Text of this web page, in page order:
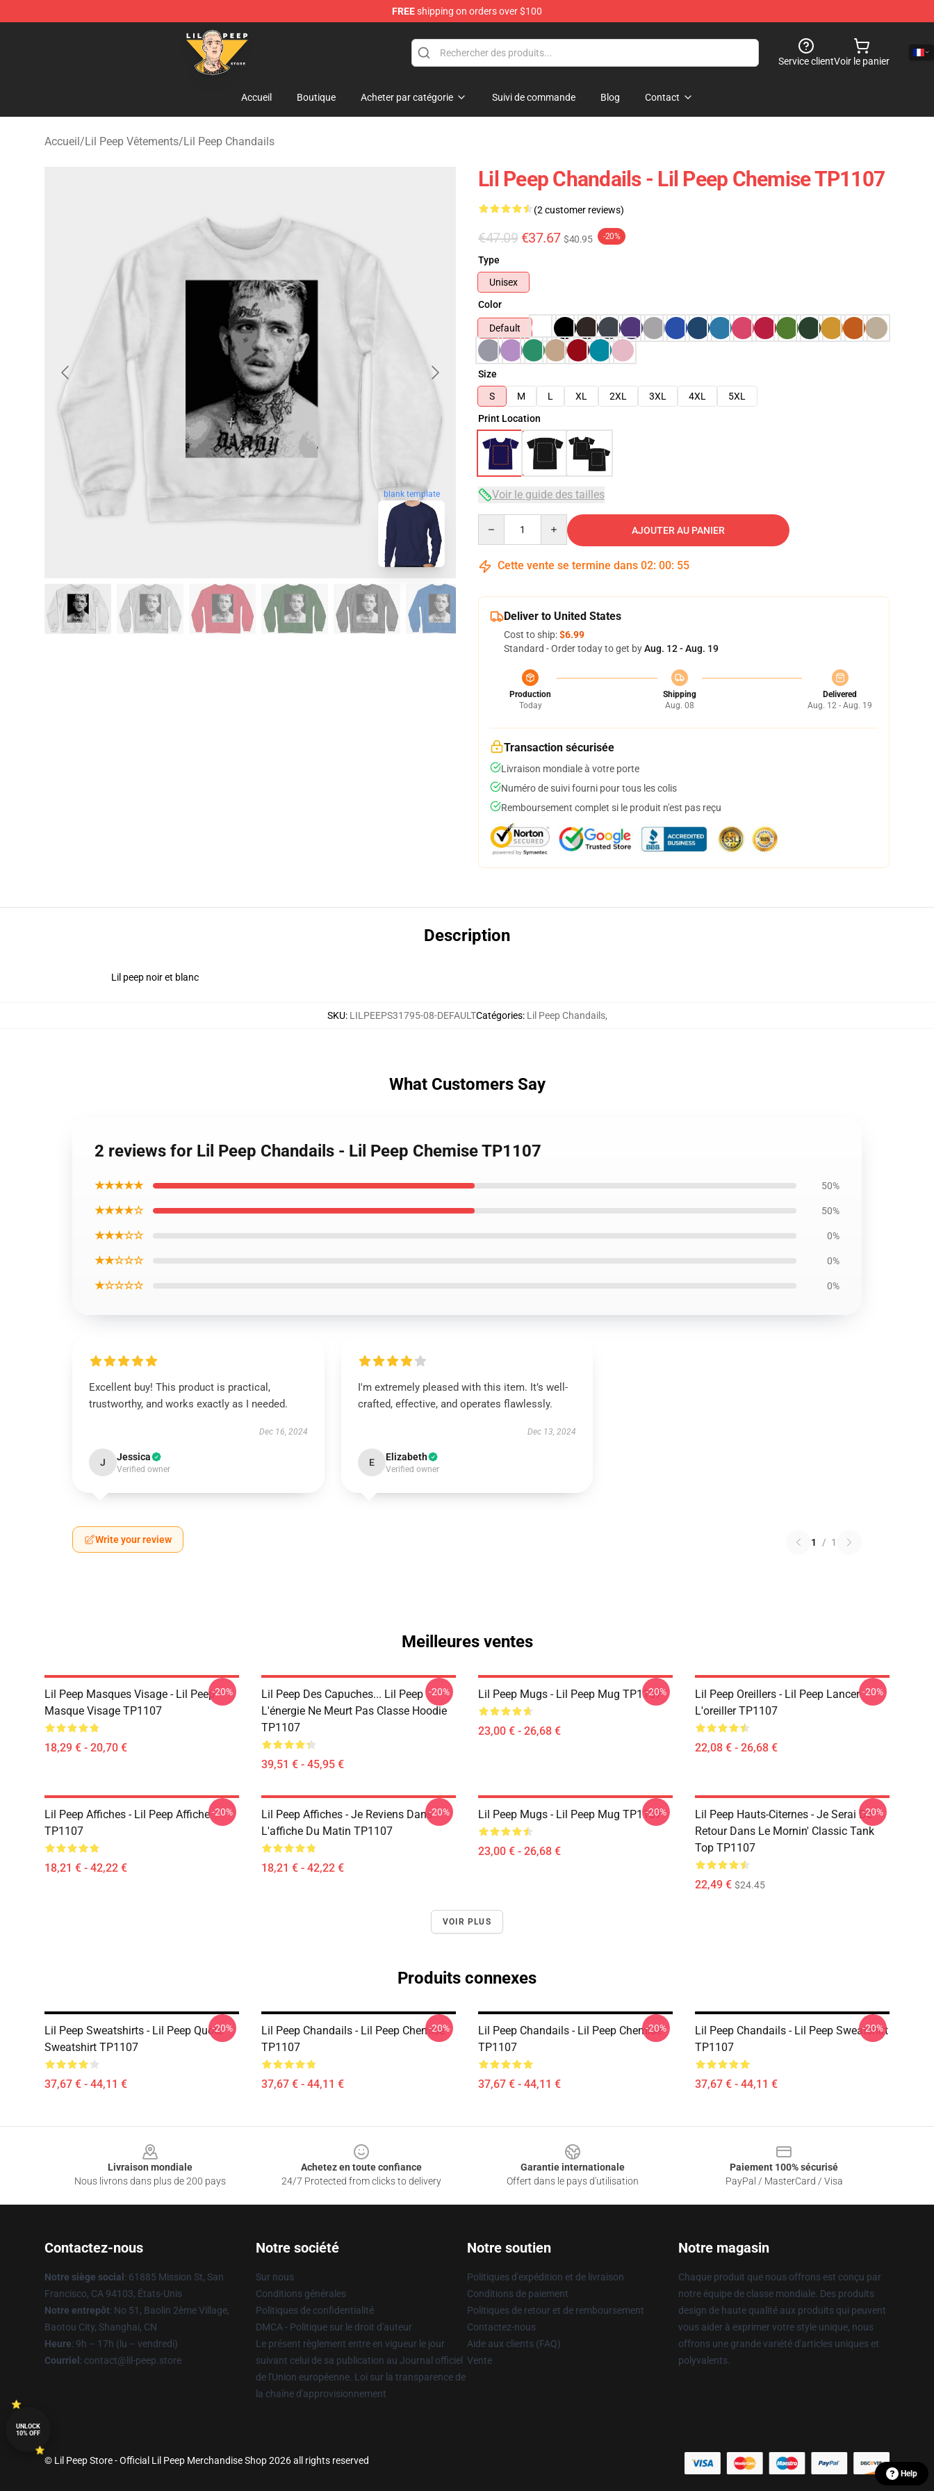
FREEshipping on orders over $100
Lil Peep Store - Official Lil Peep Merchandise Shop
Service clientVoir le panier
Accueil Boutique Acheter par catégorie Suivi de commande Blog Contact
Accueil/Lil Peep Vêtements/Lil Peep Chandails
blank template
Lil Peep Chandails - Lil Peep Chemise TP1107
(2 customer reviews)
€47.09 €37.67 $40.95 -20%
Type
Unisex
Color
Default
Size
S
M L XL 2XL 3XL 4XL
5XL
Print Location
Voir le guide des tailles
AJOUTER AU PANIER
Cette vente se termine dans 02: 00: 54
Deliver to United States
Cost to ship:$6.99
Standard - Order today to get byAug. 12 - Aug. 19
Production
Today
Shipping
Aug. 08
Delivered
Aug. 12 - Aug. 19
Transaction sécurisée
Livraison mondiale à votre porte
Numéro de suivi fourni pour tous les colis
Remboursement complet si le produit n'est pas reçu
Description
Lil peep noir et blanc
SKU: LILPEEPS31795-08-DEFAULTCatégories: Lil Peep Chandails,
What Customers Say
2 reviews for Lil Peep Chandails - Lil Peep Chemise TP1107
★★★★★ 50%
★★★★☆ 50%
★★★☆☆ 0%
★★☆☆☆ 0%
★☆☆☆☆ 0%
Excellent buy! This product is practical,
trustworthy, and works exactly as I needed.
Dec 16, 2024
J Jessica
Verified owner
I'm extremely pleased with this item. It’s well-
crafted, effective, and operates flawlessly.
Dec 13, 2024
E Elizabeth
Verified owner
Write your review 1 / 1
Meilleures ventes
Lil Peep Masques Visage - Lil Peep
Masque Visage TP1107
18,29 € - 20,70 €
-20%
Lil Peep Des Capuches... Lil Peep
L'énergie Ne Meurt Pas Classe Hoodie
TP1107
39,51 € - 45,95 €
-20% Lil Peep Mugs - Lil Peep Mug TP1107
23,00 € - 26,68 €
-20%
Lil Peep Oreillers - Lil Peep Lancer
L'oreiller TP1107
22,08 € - 26,68 €
-20%
Lil Peep Affiches - Lil Peep Affiche
TP1107
18,21 € - 42,22 €
-20%
Lil Peep Affiches - Je Reviens Dans
L'affiche Du Matin TP1107
18,21 € - 42,22 €
-20% Lil Peep Mugs - Lil Peep Mug TP1107
23,00 € - 26,68 €
-20%
Lil Peep Hauts-Citernes - Je Serai De
Retour Dans Le Mornin' Classic Tank
Top TP1107
22,49 € $24.45
-20%
VOIR PLUS
Produits connexes
Lil Peep Sweatshirts - Lil Peep Quote
Sweatshirt TP1107
37,67 € - 44,11 €
-20%
Lil Peep Chandails - Lil Peep Chemise
TP1107
37,67 € - 44,11 €
-20%
Lil Peep Chandails - Lil Peep Chemise
TP1107
37,67 € - 44,11 €
-20%
Lil Peep Chandails - Lil Peep Sweatshirt
TP1107
37,67 € - 44,11 €
-20%
Livraison mondiale
Nous livrons dans plus de 200 pays
Achetez en toute confiance
24/7 Protected from clicks to delivery
Garantie internationale
Offert dans le pays d'utilisation
Paiement 100% sécurisé
PayPal / MasterCard / Visa
Contactez-nous
Notre siège social : 61885 Mission St, San
Francisco, CA 94103, États-Unis
Notre entrepôt: No 51, Baolin 2ème Village,
Baotou City, Shanghai, CN
Heure: 9h – 17h (lu – vendredi)
Courriel : contact@lil-peep.store
Notre société
Sur nous
Conditions générales
Politiques de confidentialité
DMCA - Politique sur le droit d'auteur
Le présent règlement entre en vigueur le jour
suivant celui de sa publication au Journal officiel
de l'Union européenne. Loi sur la transparence de
la chaîne d'approvisionnement
Notre soutien
Politiques d'expédition et de livraison
Conditions de paiement
Politiques de retour et de remboursement
Contactez-nous
Aide aux clients (FAQ)
Vente
Notre magasin
Chaque produit que nous offrons est conçu par
notre équipe de classe mondiale. Des produits
design de haute qualité aux produits qui peuvent
vous aider à exprimer votre style unique, nous
offrons une grande variété d'articles uniques et
polyvalents.
© Lil Peep Store - Official Lil Peep Merchandise Shop 2026 all rights reserved
Help
UNLOCK
10% OFF